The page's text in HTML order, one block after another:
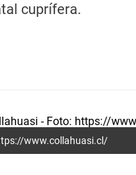
cuprífera.
www.collahuasi.cl/